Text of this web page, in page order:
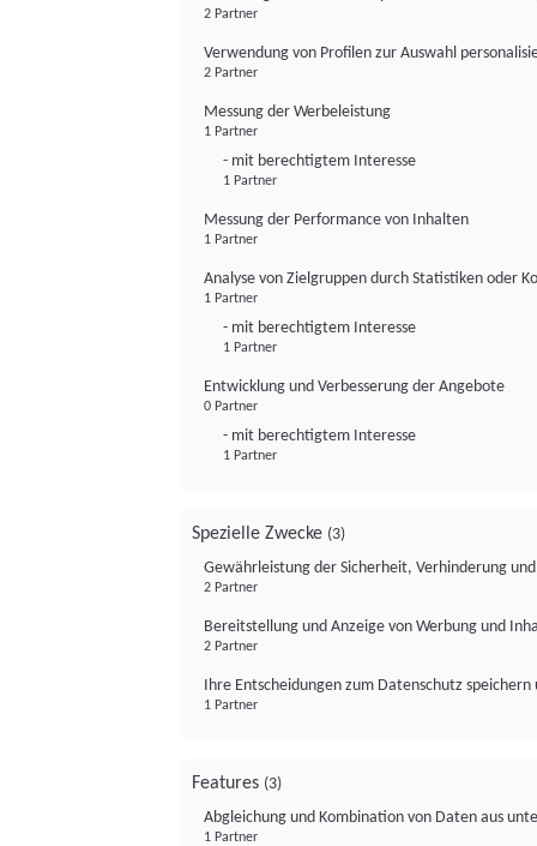
2 Partner
Verwendung von Profilen zur Auswahl
2 Partner
Messung der Werbeleistung
1 Partner
- mit berechtigtem Interesse
1 Partner
Messung der Performance von Inhalten
1 Partner
Analyse von Zielgruppen durch Statistiken oder
1 Partner
- mit berechtigtem Interesse
1 Partner
Entwicklung und Verbesserung der Angebote
0 Partner
- mit berechtigtem Interesse
1 Partner
Spezielle Zwecke (3)
Gewährleistung der Sicherheit, Verhinderung
2 Partner
Bereitstellung und Anzeige von Werbung und
2 Partner
Ihre Entscheidungen zum Datenschutz
1 Partner
Features (3)
Abgleichung und Kombination von Daten aus
1 Partner